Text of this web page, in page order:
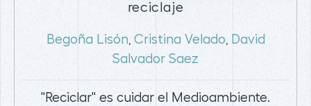
reciclaje
Begoña Lisón, Cristina Velado, David
Salvador Saez
"Reciclar" es cuidar el Medioambiente.